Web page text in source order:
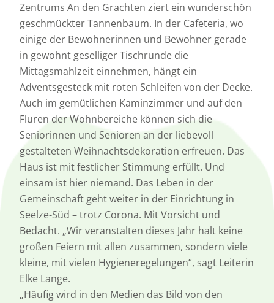
Zentrums An den Grachten ziert ein wunderschön
geschmückter Tannenbaum. In der Cafeteria, wo
einige der Bewohnerinnen und Bewohner gerade
in gewohnt geselliger Tischrunde die
Mittagsmahlzeit einnehmen, hängt ein
Adventsgesteck mit roten Schleifen von der Decke.
Auch im gemütlichen Kaminzimmer und auf den
Fluren der Wohnbereiche können sich die
Seniorinnen und Senioren an der liebevoll
gestalteten Weihnachtsdekoration erfreuen. Das
Haus ist mit festlicher Stimmung erfüllt. Und
einsam ist hier niemand. Das Leben in der
Gemeinschaft geht weiter in der Einrichtung in
Seelze-Süd – trotz Corona. Mit Vorsicht und
Bedacht. „Wir veranstalten dieses Jahr halt keine
großen Feiern mit allen zusammen, sondern viele
kleine, mit vielen Hygieneregelungen“, sagt Leiterin
Elke Lange.
„Häufig wird in den Medien das Bild von den